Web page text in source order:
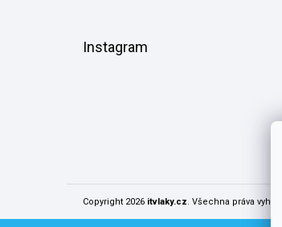
Instagram
Copyright 2026 itvlaky.cz. Všechna práva